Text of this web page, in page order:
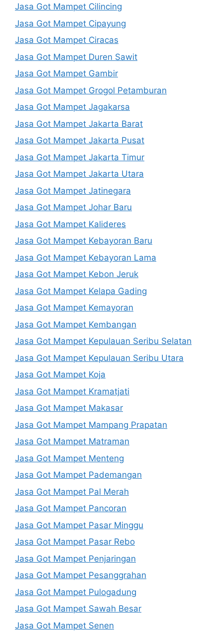
Jasa Got Mampet Cilincing
Jasa Got Mampet Cipayung
Jasa Got Mampet Ciracas
Jasa Got Mampet Duren Sawit
Jasa Got Mampet Gambir
Jasa Got Mampet Grogol Petamburan
Jasa Got Mampet Jagakarsa
Jasa Got Mampet Jakarta Barat
Jasa Got Mampet Jakarta Pusat
Jasa Got Mampet Jakarta Timur
Jasa Got Mampet Jakarta Utara
Jasa Got Mampet Jatinegara
Jasa Got Mampet Johar Baru
Jasa Got Mampet Kalideres
Jasa Got Mampet Kebayoran Baru
Jasa Got Mampet Kebayoran Lama
Jasa Got Mampet Kebon Jeruk
Jasa Got Mampet Kelapa Gading
Jasa Got Mampet Kemayoran
Jasa Got Mampet Kembangan
Jasa Got Mampet Kepulauan Seribu Selatan
Jasa Got Mampet Kepulauan Seribu Utara
Jasa Got Mampet Koja
Jasa Got Mampet Kramatjati
Jasa Got Mampet Makasar
Jasa Got Mampet Mampang Prapatan
Jasa Got Mampet Matraman
Jasa Got Mampet Menteng
Jasa Got Mampet Pademangan
Jasa Got Mampet Pal Merah
Jasa Got Mampet Pancoran
Jasa Got Mampet Pasar Minggu
Jasa Got Mampet Pasar Rebo
Jasa Got Mampet Penjaringan
Jasa Got Mampet Pesanggrahan
Jasa Got Mampet Pulogadung
Jasa Got Mampet Sawah Besar
Jasa Got Mampet Senen